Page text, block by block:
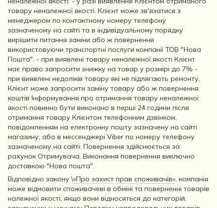
товару неналежної якості, Клієнт може зв'язатися з
менеджером по контактному номеру телефону
зазначеному на сайті та в індивідуальному порядку
вирішити питання заміни або ж повернення
використовуючи транспортні послуги компанії ТОВ "Нова
Пошта". - при виявлені товару неналежної якості Клієнт
має право запросити знижку на товар у розмірі до 7% -
при виявлені недоліків товару які не підлягають ремонту,
Клієнт може запросити заміну товару або ж повернення
коштів Інформування про отримання товару неналежної
якості повинно бути виконано в перші 24 години після
отримання товару Клієнтом телефонним дзвінком,
повідомленням на електронну пошту зазначену на сайті
магазину, або в мессенджері Viber по номеру телефону
зазначеному на сайті. Повернення здійснюється за
рахунок Отримувача. Виконання повернення виключно
доставкою "Нова пошта".
Відповідно закону\«Про захист прав споживачів», компанія
може відмовити споживачеві в обміні та поверненні товарів
належної якості, якщо вони відносяться до категорій,